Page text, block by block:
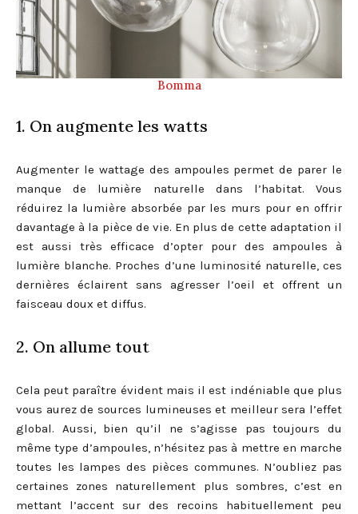
Bomma
1. On augmente les watts
Augmenter le wattage des ampoules permet de parer le
manque de lumière naturelle dans l’habitat. Vous
réduirez la lumière absorbée par les murs pour en offrir
davantage à la pièce de vie. En plus de cette adaptation il
est aussi très efficace d’opter pour des ampoules à
lumière blanche. Proches d’une luminosité naturelle, ces
dernières éclairent sans agresser l’oeil et offrent un
faisceau doux et diffus.
2. On allume tout
Cela peut paraître évident mais il est indéniable que plus
vous aurez de sources lumineuses et meilleur sera l’effet
global. Aussi, bien qu’il ne s’agisse pas toujours du
même type d’ampoules, n’hésitez pas à mettre en marche
toutes les lampes des pièces communes. N’oubliez pas
certaines zones naturellement plus sombres, c’est en
mettant l’accent sur des recoins habituellement peu